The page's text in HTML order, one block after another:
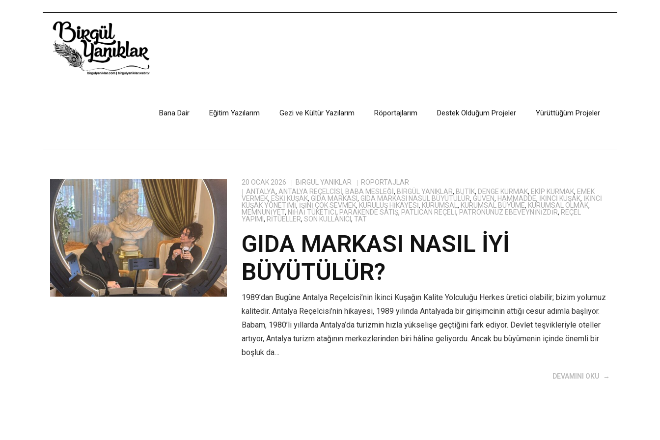
Bana Dair Eğitim Yazılarım Gezi ve Kültür Yazılarım Röportajlarım Destek Olduğum Projeler Yürüttüğüm Projeler
20 OCAK 2026 BIRGÜL YANIKLAR
RÖPORTAJLAR
ANTALYA, ANTALYA REÇELCISI, BABA MESLEĞI, BIRGÜL YANIKLAR, BUTIK, DENGE KURMAK, EKIP KURMAK, EMEK
VERMEK, ESKI KUŞAK, GIDA MARKASI , GIDA MARKASI NASUL BÜYÜTÜLÜR, GÜVEN, HAMMADDE, İKINCI KUŞAK, IKINCI
KUŞAK YÖNETIMI, IŞINI ÇOK SEVMEK, KURULUŞ HIKAYESI, KURUMSAL , KURUMSAL BÜYÜME, KURUMSAL OLMAK,
MEMNUNIYET, NIHAI TÜKETICI, PARAKENDE SATIŞ, PATLICAN REÇELI, PATRONUNUZ EBEVEYNINIZDIR, REÇEL
YAPIMI , RITÜELLER, SON KULLANICI , TAT
GIDA MARKASI NASIL İYİ
BÜYÜTÜLÜR?
1989’dan Bugüne Antalya Reçelcisi’nin İkinci Kuşağın Kalite Yolculuğu Herkes üretici olabilir; bizim yolumuz
kalitedir. Antalya Reçelcisi’nin hikayesi, 1989 yılında Antalyada bir girişimcinin attığı cesur adımla başlıyor.
Babam, 1980’li yıllarda Antalya’da turizmin hızla yükselişe geçtiğini fark ediyor. Devlet teşvikleriyle oteller
artıyor, Antalya turizm atağının merkezlerinden biri hâline geliyordu. Ancak bu büyümenin içinde önemli bir
boşluk da…
DEVAMINI OKU